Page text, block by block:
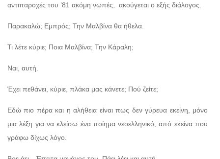
αντιπαροχές του ’81 ακόμη νωπές,
ακούγεται ο εξής διάλογος.
Παρακαλώ; Εμπρός; Την Μαλβίνα θα ήθελα.
Τι λέτε κύριε; Ποια Μαλβίνα; Την Κάραλη;
Ναι, αυτή.
Έχει πεθάνει, κύριε, πλάκα μας κάνετε; Πού ζείτε;
Εδώ πιο πέρα και η αλήθεια είναι πως δεν γύρευα εκείνη, μόνο
μια λέξη για να κλείσω ένα ποίημα νεοελληνικό, από εκείνα που
γράφω δίχως λόγο.